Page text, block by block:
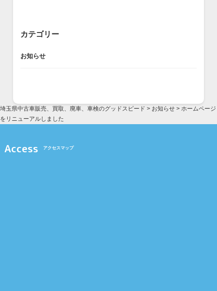
カテゴリー
お知らせ
埼玉県中古車販売、買取、廃車、車検のグッドスピード > お知らせ > ホームページ
をリニューアルしました
Access アクセスマップ